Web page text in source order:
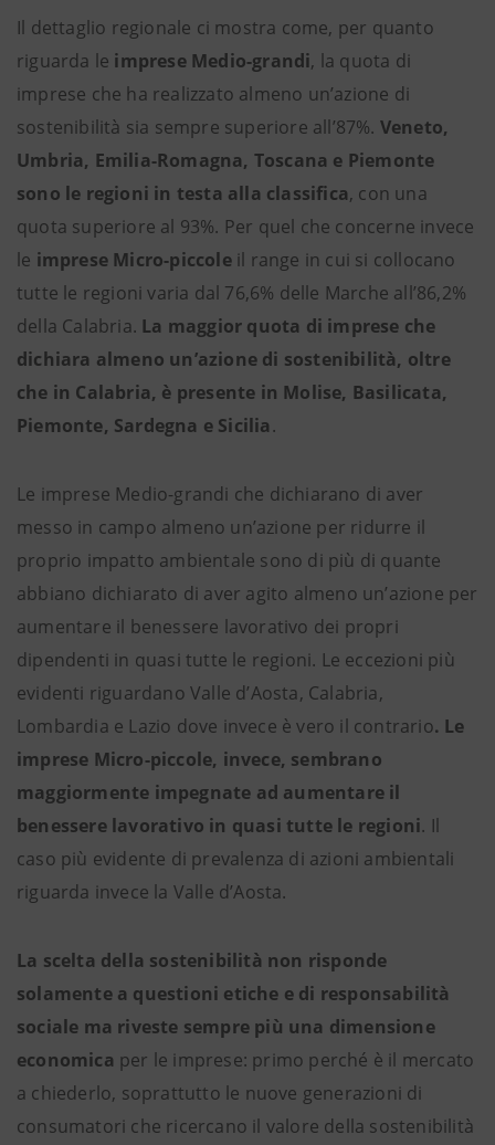
Il dettaglio regionale ci mostra come, per quanto
riguarda le imprese Medio-grandi, la quota di
imprese che ha realizzato almeno un’azione di
sostenibilità sia sempre superiore all’87%. Veneto,
Umbria, Emilia-Romagna, Toscana e Piemonte
sono le regioni in testa alla classifica, con una
quota superiore al 93%. Per quel che concerne invece
le imprese Micro-piccoleil range in cui si collocano
tutte le regioni varia dal 76,6% delle Marche all’86,2%
della Calabria. La maggior quota di imprese che
dichiara almeno un’azione di sostenibilità, oltre
che in Calabria, è presente in Molise, Basilicata,
Piemonte, Sardegna e Sicilia.
Le imprese Medio-grandi che dichiarano di aver
messo in campo almeno un’azione per ridurre il
proprio impatto ambientale sono di più di quante
abbiano dichiarato di aver agito almeno un’azione per
aumentare il benessere lavorativo dei propri
dipendenti in quasi tutte le regioni. Le eccezioni più
evidenti riguardano Valle d’Aosta, Calabria,
Lombardia e Lazio dove invece è vero il contrario. Le
imprese Micro-piccole, invece, sembrano
maggiormente impegnate ad aumentare il
benessere lavorativo in quasi tutte le regioni. Il
caso più evidente di prevalenza di azioni ambientali
riguarda invece la Valle d’Aosta.
La scelta della sostenibilità non risponde
solamente a questioni etiche e di responsabilità
sociale ma riveste sempre più una dimensione
economica per le imprese: primo perché è il mercato
a chiederlo, soprattutto le nuove generazioni di
consumatori che ricercano il valore della sostenibilità